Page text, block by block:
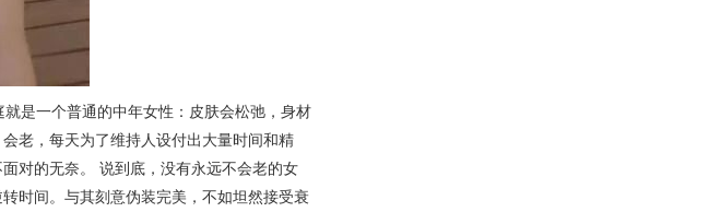
是一个普通的中年女性：皮肤会松弛，身材
老，每天为了维持人设付出大量时间和精
对的无奈。 说到底，没有永远不会老的女
时间。与其刻意伪装完美，不如坦然接受衰